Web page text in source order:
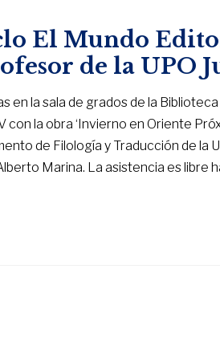
El Mundo
de la UPO
en la sala de grados de la
con la obra ‘Invierno en Oriente
de Filología y Traducción de la
Marina. La asistencia es libre